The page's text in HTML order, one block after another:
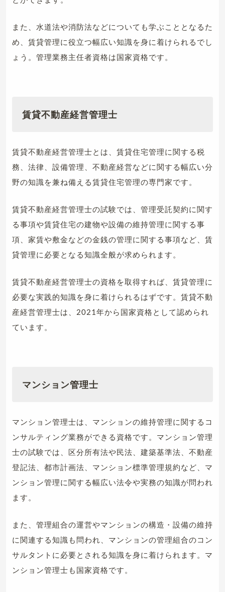
また、水道法や消防法などについても学ぶこととなるた
め、賃貸管理に役立つ幅広い知識を身に着けられるでし
ょう。管理業務主任者資格は国家資格です。
賃貸不動産経営管理士
賃貸不動産経営管理士とは、賃貸住宅管理に関する税
務、法律、設備管理、不動産経営などに関する幅広い分
野の知識を兼ね備える賃貸住宅管理の専門家です。
賃貸不動産経営管理士の試験では、管理受託契約に関す
る事項や賃貸住宅の建物や設備の維持管理に関する事
項、家賃や敷金などの金銭の管理に関する事項など、賃
貸管理に必要となる知識全般が求められます。
賃貸不動産経営管理士の資格を取得すれば、賃貸管理に
必要な実践的知識を身に着けられるはずです。賃貸不動
産経営管理士は、2021年から国家資格として認められ
ています。
マンション管理士
マンション管理士は、マンションの維持管理に関するコ
ンサルティング業務ができる資格です。マンション管理
士の試験では、区分所有法や民法、建築基準法、不動産
登記法、都市計画法、マンション標準管理規約など、マ
ンション管理に関する幅広い法令や実務の知識が問われ
ます。
また、管理組合の運営やマンションの構造・設備の維持
に関連する知識も問われ、マンションの管理組合のコン
サルタントに必要とされる知識を身に着けられます。マ
ンション管理士も国家資格です。